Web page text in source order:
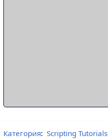
Категория: Scripting Tutorials